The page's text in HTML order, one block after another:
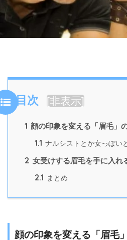
目次 [非表示]
1 顔の印象を変える「眉毛」
1.1 ナルシストとか女っぽい
2 女受けする眉毛を手に入れ
2.1 まとめ
顔の印象を変える「眉毛